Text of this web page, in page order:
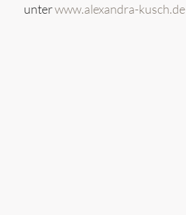
unterwww.alexandra-kusch.de